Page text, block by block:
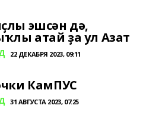
эшсән дә,
атай ҙа ул Азат
22 ДЕКАБРЯ 2023, 09:11
КамПУС
31 АВГУСТА 2023, 07:25